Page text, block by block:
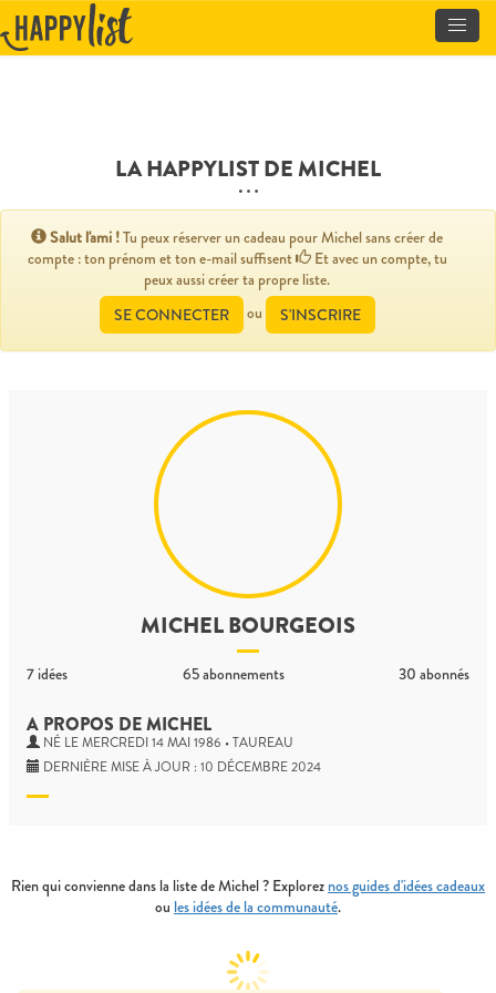
Toggle
LA HAPPYLIST DE MICHEL
Salut l'ami !Tu peux réserver un cadeau pour Michel sans créer de
compte : ton prénom et ton e-mail suffisent
Et avec un compte, tu
peux aussi créer ta propre liste.
SE CONNECTER
ou S'INSCRIRE
Michel
Bourgeois
MICHEL BOURGEOIS
7 idées 65abonnements 30 abonnés
A PROPOS DE MICHEL
NÉ LE MERCREDI 14 MAI 1986 • TAUREAU
DERNIÈRE MISE À JOUR : 10 DÉCEMBRE 2024
Rien qui convienne dans la liste de Michel ? Explorez nos guides d'idées cadeaux
ou les idées de la communauté.